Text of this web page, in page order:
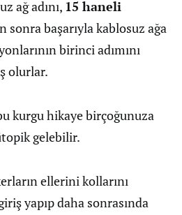
ağ adını, 15 haneli
sonra başarıyla kablosuz ağa
birinci adımını
olurlar.
kurgu hikaye birçoğunuza
gelebilir.
ellerini kollarını
yapıp daha sonrasında